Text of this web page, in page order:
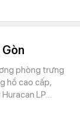
phòng trưng
hồ cao cấp,
LP…